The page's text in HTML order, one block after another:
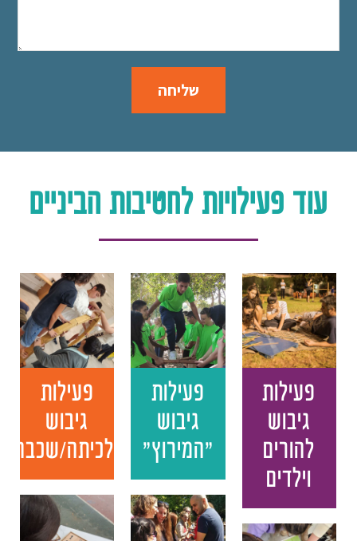
שליחה
עוד פעילויות לחטיבות הביניים
פעילות
גיבוש
לכיתה/שכבה
פעילות
גיבוש
"המירוץ"
פעילות
גיבוש
להורים
וילדים